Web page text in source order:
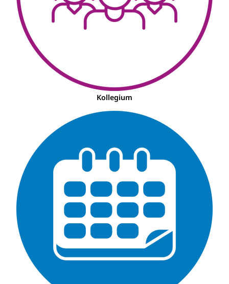
Kollegium